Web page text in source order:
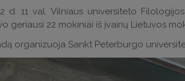
d. 11 val. Vilniaus universiteto
geriausi 22 mokiniai iš įvairių Lietuvos
organizuoja Sankt Peterburgo